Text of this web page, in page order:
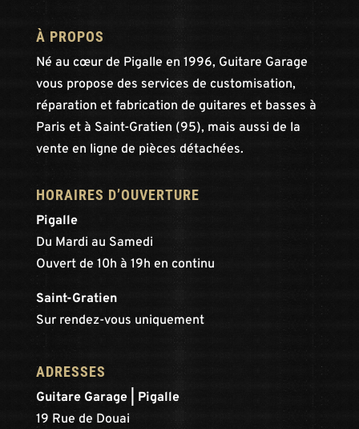
À PROPOS
Né au cœur de Pigalle en 1996, Guitare Garage
vous propose des services de customisation,
réparation et fabrication de guitares et basses à
Paris et à Saint-Gratien (95), mais aussi de la
vente en ligne de pièces détachées.
HORAIRES D’OUVERTURE
Pigalle
Du Mardi au Samedi
Ouvert de 10h à 19h en continu
Saint-Gratien
Sur rendez-vous uniquement
ADRESSES
Guitare Garage | Pigalle
19 Rue de Douai